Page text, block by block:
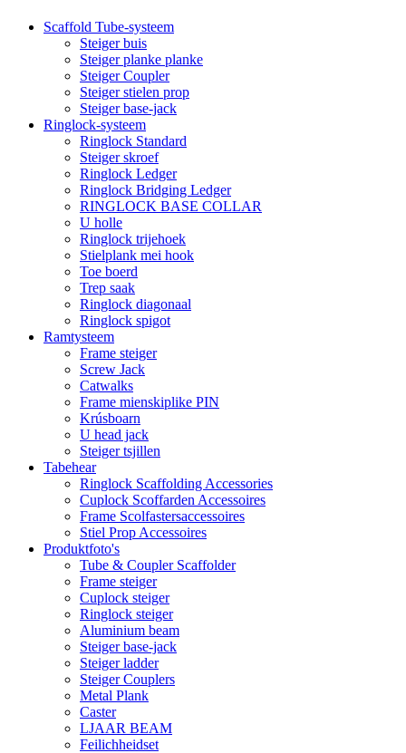
Scaffold Tube-systeem
Steiger buis
Steiger planke planke
Steiger Coupler
Steiger stielen prop
Steiger base-jack
Ringlock-systeem
Ringlock Standard
Steiger skroef
Ringlock Ledger
Ringlock Bridging Ledger
RINGLOCK BASE COLLAR
U holle
Ringlock trijehoek
Stielplank mei hook
Toe boerd
Trep saak
Ringlock diagonaal
Ringlock spigot
Ramtysteem
Frame steiger
Screw Jack
Catwalks
Frame mienskiplike PIN
Krúsboarn
U head jack
Steiger tsjillen
Tabehear
Ringlock Scaffolding Accessories
Cuplock Scoffarden Accessoires
Frame Scolfastersaccessoires
Stiel Prop Accessoires
Produktfoto's
Tube & Coupler Scaffolder
Frame steiger
Cuplock steiger
Ringlock steiger
Aluminium beam
Steiger base-jack
Steiger ladder
Steiger Couplers
Metal Plank
Caster
LJAAR BEAM
Feilichheidset